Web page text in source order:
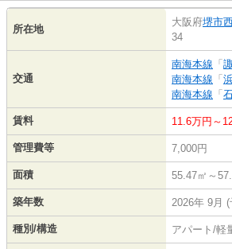
所在地
大阪府堺市
34
交通
南海本線 「
南海本線 「
南海本線 「
賃料 11.6万円～
管理費等 7,000円
面積 55.47㎡～
築年数 2026年 9月 (
種別/構造 アパート/軽